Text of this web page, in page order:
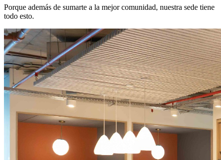
Porque además de sumarte a la mejor comunidad, nuestra sede tiene
todo esto.